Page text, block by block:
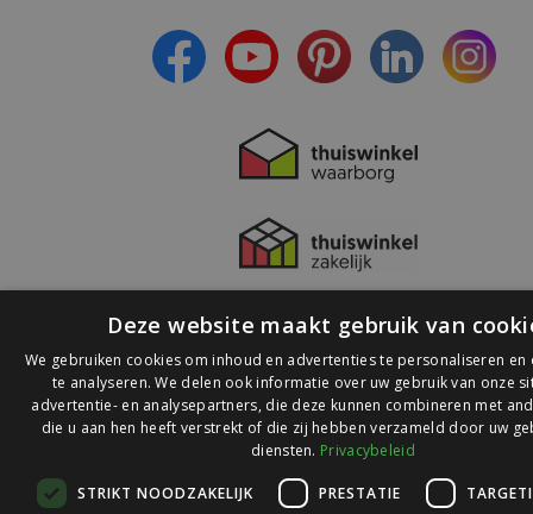
© 2026 Ledlichtdiscounter.nl
Deze website maakt gebruik van
We gebruiken cookies om inhoud en advertenties te personaliseren en
te analyseren. We delen ook informatie over uw gebruik van onze
advertentie- en analysepartners, die deze kunnen combineren met
die u aan hen heeft verstrekt of die zij hebben verzameld door uw
diensten. Privacybeleid
STRIKT NOODZAKELIJK PRESTATIE